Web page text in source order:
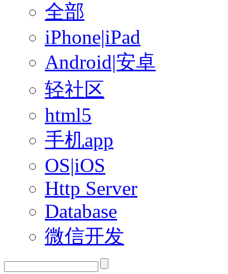
全部
iPhone|iPad
Android|安卓
轻社区
html5
手机app
OS|iOS
Http Server
Database
微信开发